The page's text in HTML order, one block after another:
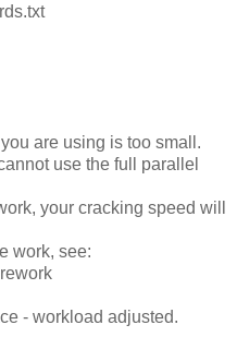
you are using is too small.
use the full parallel
your cracking speed will
work, see:
- workload adjusted.